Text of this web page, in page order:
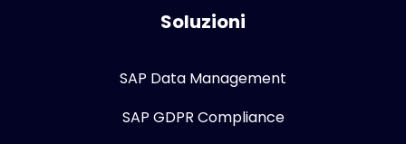
Soluzioni
SAP Data Management
SAP GDPR Compliance